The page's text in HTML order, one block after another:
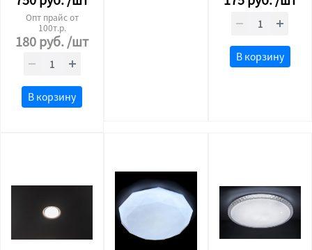
Опт прайс от
100т.р.
180руб./шт
В корзину
В корзину